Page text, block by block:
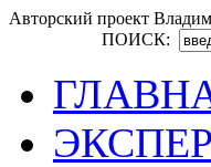
Авторский проект
ПОИСК: